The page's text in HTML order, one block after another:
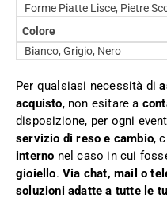
Forme Piatte Lisce, Pietre
Colore
Bianco, Grigio, Nero
Per qualsiasi necessità di
acquisto, non esitare a
disposizione, per ogni
servizio di reso e cambio,
interno nel caso in cui
gioiello.Via chat, mail o
soluzioni adatte a tutte le